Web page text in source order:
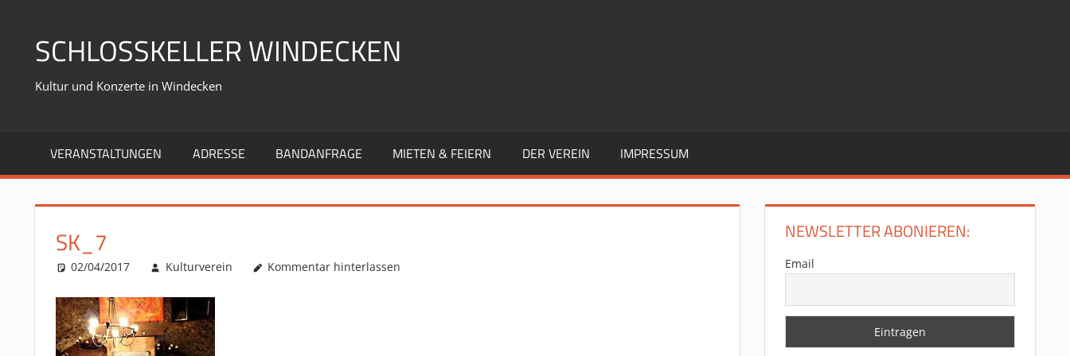
springenSCHLOSSKELLER WINDECKEN
Kultur und Konzerte in Windecken
VERANSTALTUNGEN ADRESSE BANDANFRAGE MIETEN & FEIERN DER VEREIN IMPRESSUM
SK_7
02/04/2017 Kulturverein Kommentar hinterlassen
NEWSLETTER ABONIEREN:
Email